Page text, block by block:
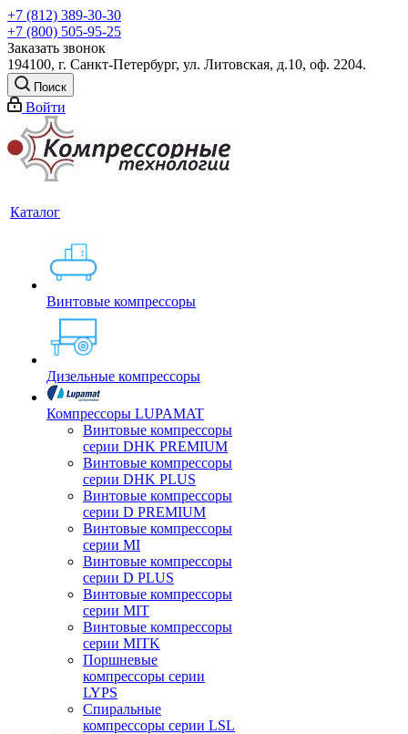
+7 (812) 389-30-30
+7 (800) 505-95-25
Заказать звонок
194100, г. Санкт-Петербург, ул. Литовская, д.10, оф. 2204.
Поиск
Войти
Каталог
Винтовые компрессоры
Дизельные компрессоры
Компрессоры LUPAMAT
Винтовые компрессоры
серии DHK PREMIUM
Винтовые компрессоры
серии DHK PLUS
Винтовые компрессоры
серии D PREMIUM
Винтовые компрессоры
серии MI
Винтовые компрессоры
серии D PLUS
Винтовые компрессоры
серии MIT
Винтовые компрессоры
серии MITK
Поршневые
компрессоры серии
LYPS
Спиральные
компрессоры серии LSL